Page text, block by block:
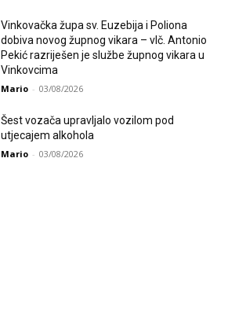
Vinkovačka župa sv. Euzebija i Poliona
dobiva novog župnog vikara – vlč. Antonio
Pekić razriješen je službe župnog vikara u
Vinkovcima
Mario - 03/08/2026
Šest vozača upravljalo vozilom pod
utjecajem alkohola
Mario - 03/08/2026